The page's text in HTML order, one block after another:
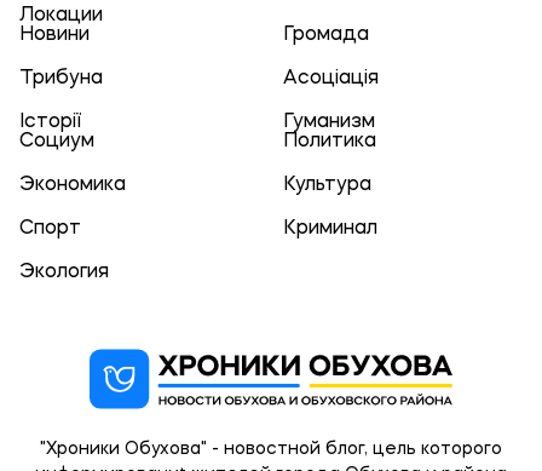
Локации
Новини
Громада
Трибуна Асоціація
Історії
Гуманизм
Социум
Политика
Экономика Культура
Спорт Криминал
Экология
"Хроники Обухова" - новостной блог, цель которого